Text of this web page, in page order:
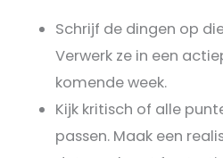
Schrijf de dingen op
Verwerk ze in een
komende week.
Kijk kritisch of alle
passen. Maak een